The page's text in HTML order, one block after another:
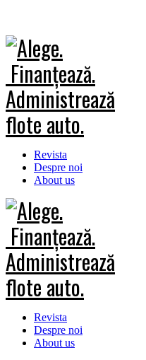
Revista
Despre noi
About us
Revista
Despre noi
About us